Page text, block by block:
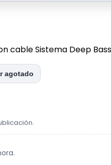
cable Sistema Deep
agotado